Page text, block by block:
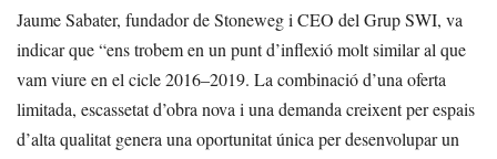
Jaume Sabater, fundador de Stoneweg i CEO del Grup SWI, va
indicar que “ens trobem en un punt d’inflexió molt similar al que
vam viure en el cicle 2016–2019. La combinació d’una oferta
limitada, escassetat d’obra nova i una demanda creixent per espais
d’alta qualitat genera una oportunitat única per desenvolupar un